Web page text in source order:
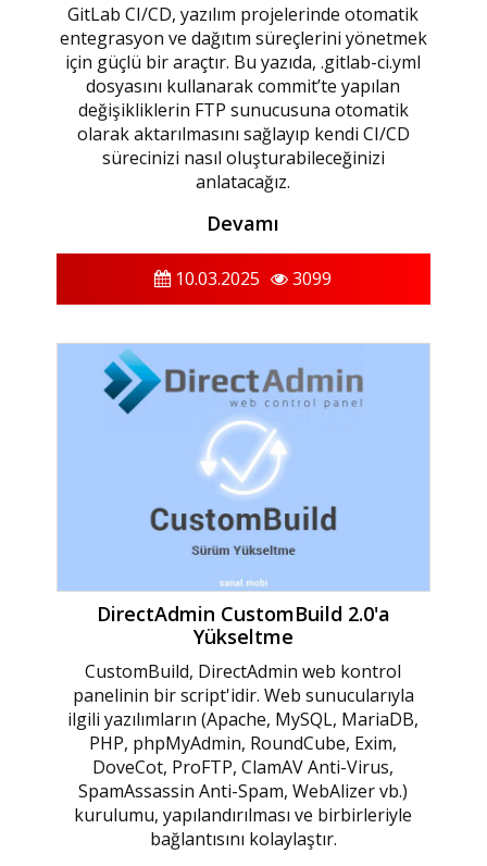
GitLab CI/CD, yazılım projelerinde otomatik
entegrasyon ve dağıtım süreçlerini yönetmek
için güçlü bir araçtır. Bu yazıda, .gitlab-ci.yml
dosyasını kullanarak commit’te yapılan
değişikliklerin FTP sunucusuna otomatik
olarak aktarılmasını sağlayıp kendi CI/CD
sürecinizi nasıl oluşturabileceğinizi
anlatacağız.
Devamı
10.03.2025 3099
DirectAdmin CustomBuild 2.0'a
Yükseltme
CustomBuild, DirectAdmin web kontrol
panelinin bir script'idir. Web sunucularıyla
ilgili yazılımların (Apache, MySQL, MariaDB,
PHP, phpMyAdmin, RoundCube, Exim,
DoveCot, ProFTP, ClamAV Anti-Virus,
SpamAssassin Anti-Spam, WebAlizer vb.)
kurulumu, yapılandırılması ve birbirleriyle
bağlantısını kolaylaştır.